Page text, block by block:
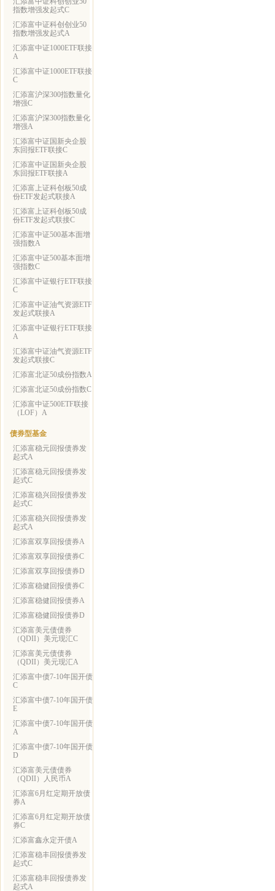
指数增强发起式C
汇添富中证科创创业50
指数增强发起式A
汇添富中证1000ETF联接
A
汇添富中证1000ETF联接
C
汇添富沪深300指数量化
增强C
汇添富沪深300指数量化
增强A
汇添富中证国新央企股
东回报ETF联接C
汇添富中证国新央企股
东回报ETF联接A
汇添富上证科创板50成
份ETF发起式联接A
汇添富上证科创板50成
份ETF发起式联接C
汇添富中证500基本面增
强指数A
汇添富中证500基本面增
强指数C
汇添富中证银行ETF联接
C
汇添富中证油气资源ETF
发起式联接A
汇添富中证银行ETF联接
A
汇添富中证油气资源ETF
发起式联接C
汇添富北证50成份指数A
汇添富北证50成份指数C
汇添富中证500ETF联接
（LOF）A
债券型基金
汇添富稳元回报债券发
起式A
汇添富稳元回报债券发
起式C
汇添富稳兴回报债券发
起式C
汇添富稳兴回报债券发
起式A
汇添富双享回报债券A
汇添富双享回报债券C
汇添富双享回报债券D
汇添富稳健回报债券C
汇添富稳健回报债券A
汇添富稳健回报债券D
汇添富美元债债券
（QDII）美元现汇C
汇添富美元债债券
（QDII）美元现汇A
汇添富中债7-10年国开债
C
汇添富中债7-10年国开债
E
汇添富中债7-10年国开债
A
汇添富中债7-10年国开债
D
汇添富美元债债券
（QDII）人民币A
汇添富6月红定期开放债
券A
汇添富6月红定期开放债
券C
汇添富鑫永定开债A
汇添富稳丰回报债券发
起式C
汇添富稳丰回报债券发
起式A